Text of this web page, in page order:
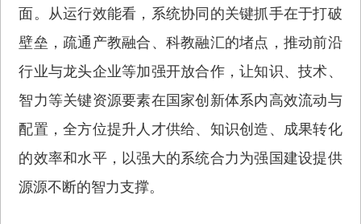
面。从运行效能看，系统协同的关键抓手在于打破
壁垒，疏通产教融合、科教融汇的堵点，推动前沿
行业与龙头企业等加强开放合作，让知识、技术、
智力等关键资源要素在国家创新体系内高效流动与
配置，全方位提升人才供给、知识创造、成果转化
的效率和水平，以强大的系统合力为强国建设提供
源源不断的智力支撑。